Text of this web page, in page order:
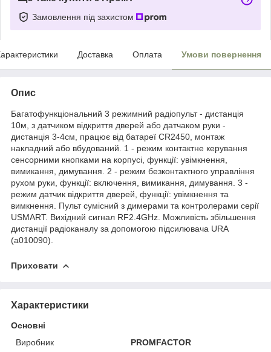
Замовлення під захистом
Доставка Оплата Умови повернення
Опис
Багатофункціональний 3 режимний радіопульт - дистанція
10м, з датчиком відкриття дверей або датчаком руки -
дистанція 3-4см, працює від батареї CR2450, монтаж
накладний або вбудований. 1 - режим контактне керування
сенсорними кнопками на корпусі, функції: увімкнення,
вимикання, димування. 2 - режим безконтактного управління
рухом руки, функції: включення, вимикання, димування. 3 -
режим датчик відкриття дверей, функції: увімкнення та
вимкнення. Пульт сумісний з димерами та контролерами серії
USMART. Вихідний сигнал RF2.4GHz. Можливість збільшення
дистанції радіоканалу за допомогою підсилювача URA
(a010090).
Приховати
Характеристики
Основні
Виробник
PROMFACTOR